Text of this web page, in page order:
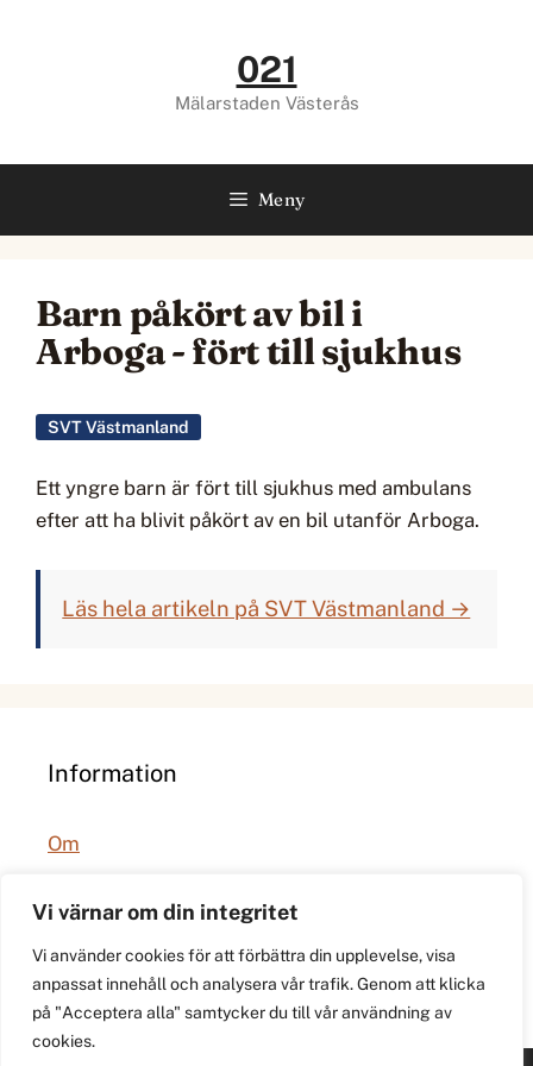
Vi värnar om din integritet
Vi använder cookies för att förbättra din upplevelse, visa
anpassat innehåll och analysera vår trafik. Genom att klicka
på "Acceptera alla" samtycker du till vår användning av
cookies.
021
Mälarstaden Västerås
Meny
Barn påkört av bil i
Arboga - fört till sjukhus
SVT Västmanland
Ett yngre barn är fört till sjukhus med ambulans
efter att ha blivit påkört av en bil utanför Arboga.
Läs hela artikeln på SVT Västmanland →
Information
Om